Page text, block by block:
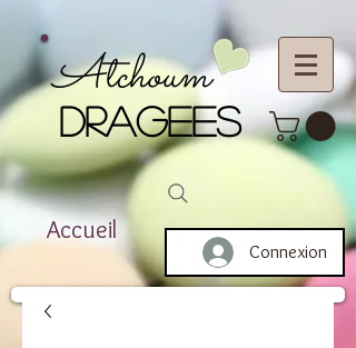
DRAGEES
Atchoum
Accueil
Connexion